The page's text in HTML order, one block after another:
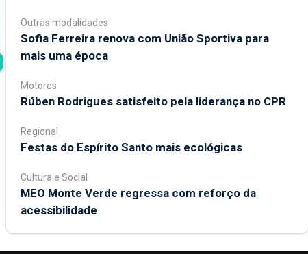
Outras modalidades
Sofia Ferreira renova com União Sportiva para
mais uma época
Motores
Rúben Rodrigues satisfeito pela liderança no CPR
Regional
Festas do Espírito Santo mais ecológicas
Cultura e Social
MEO Monte Verde regressa com reforço da
acessibilidade